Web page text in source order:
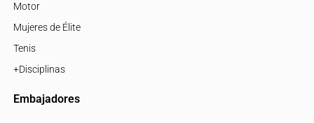
Motor
Mujeres de Élite
Tenis
+Disciplinas
Embajadores